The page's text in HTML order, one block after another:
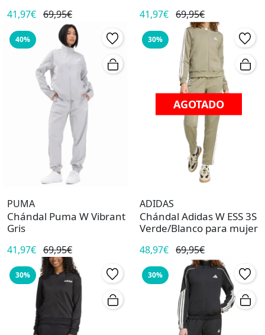
41,97€ 69,95€ 41,97€ 69,95€
40%
PUMA
Chándal Puma W Vibrant
Gris
41,97€ 69,95€
30%
AGOTADO
ADIDAS
Chándal Adidas W ESS 3S
Verde/Blanco para mujer
48,97€ 69,95€
30% 30%